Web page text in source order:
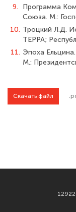
9.
Программа
Союза. М.:
10. Троцкий Л.Д.
ТЕРРА;
11. Эпоха
М.:
Скачать файл